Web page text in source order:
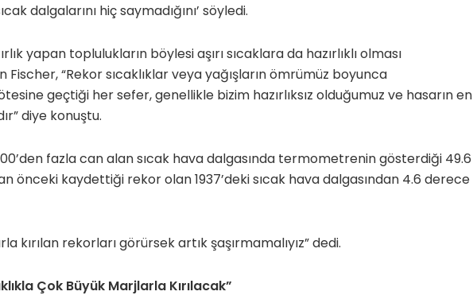
dalgalarını hiç saymadığını’ söyledi.
yapan toplulukların böylesi aşırı sıcaklara da hazırlıklı olması
“Rekor sıcaklıklar veya yağışların ömrümüz boyunca
ötesine geçtiği her sefer, genellikle bizim hazırlıksız olduğumuz ve hasarın en
diye konuştu.
fazla can alan sıcak hava dalgasında termometrenin gösterdiği 49.6
önceki kaydettiği rekor olan 1937’deki sıcak hava dalgasından 4.6 derece
kırılan rekorları görürsek artık şaşırmamalıyız” dedi.
Çok Büyük Marjlarla Kırılacak”